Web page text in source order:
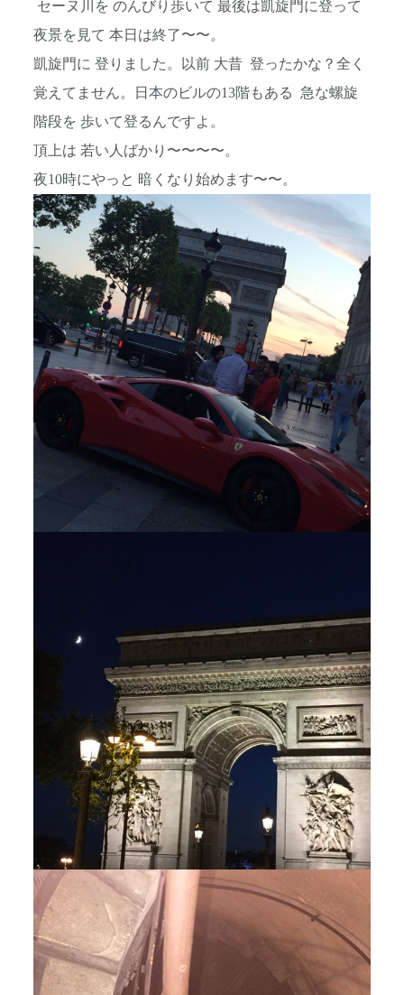
セーヌ川を のんびり歩いて 最後は凱旋門に登って
夜景を見て 本日は終了〜〜。
凱旋門に 登りました。以前 大昔 登ったかな？全く
覚えてません。日本のビルの13階もある 急な螺旋
階段を 歩いて登るんですよ。
頂上は 若い人ばかり〜〜〜〜。
夜10時にやっと 暗くなり始めます〜〜。